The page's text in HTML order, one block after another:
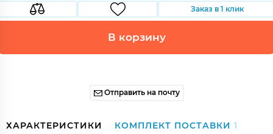
Заказ в 1 клик
В корзину
Отправить на почту
ХАРАКТЕРИСТИКИ КОМПЛЕКТ ПОСТАВКИ 1